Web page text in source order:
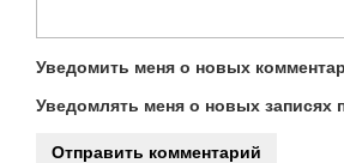
Уведомить меня о новых
Уведомлять меня о новых записях